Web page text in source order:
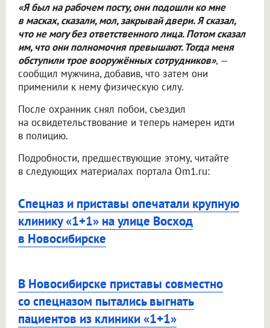
«Я был на рабочем посту, они подошли ко мне
в масках, сказали, мол, закрывай двери. Я сказал,
что не могу без ответственного лица. Потом сказал
им, что они полномочия превышают. Тогда меня
обступили трое вооружённых сотрудников», —
сообщил мужчина, добавив, что затем они
применили к нему физическую силу.
После охранник снял побои, съездил
на освидетельствование и теперь намерен идти
в полицию.
Подробности, предшествующие этому, читайте
в следующих материалах портала Om1.ru:
Спецназ и приставы опечатали крупную
клинику «1+1» на улице Восход
в Новосибирске
В Новосибирске приставы совместно
со спецназом пытались выгнать
пациентов из клиники «1+1»